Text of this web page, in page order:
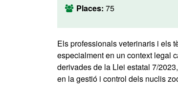
Places: 75
Els professionals veterinaris i els
especialment en un context legal
derivades de la Llei estatal 7/
en la gestió i control dels nuclis